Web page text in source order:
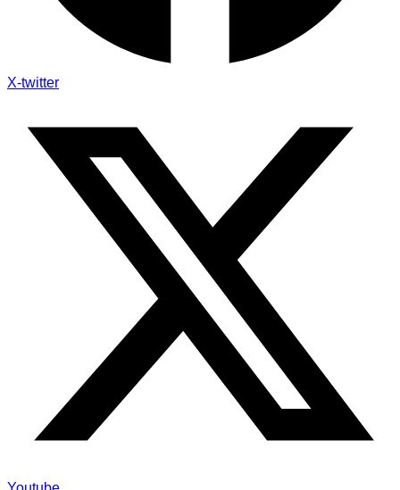
X-twitter